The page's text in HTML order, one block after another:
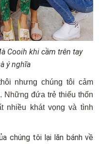
Cooih khi cầm trên tay
ý nghĩa
nhưng chúng tôi cảm
Những đứa trẻ thiếu thốn
nhiều khát vọng và tình
chúng tôi lại lăn bánh về